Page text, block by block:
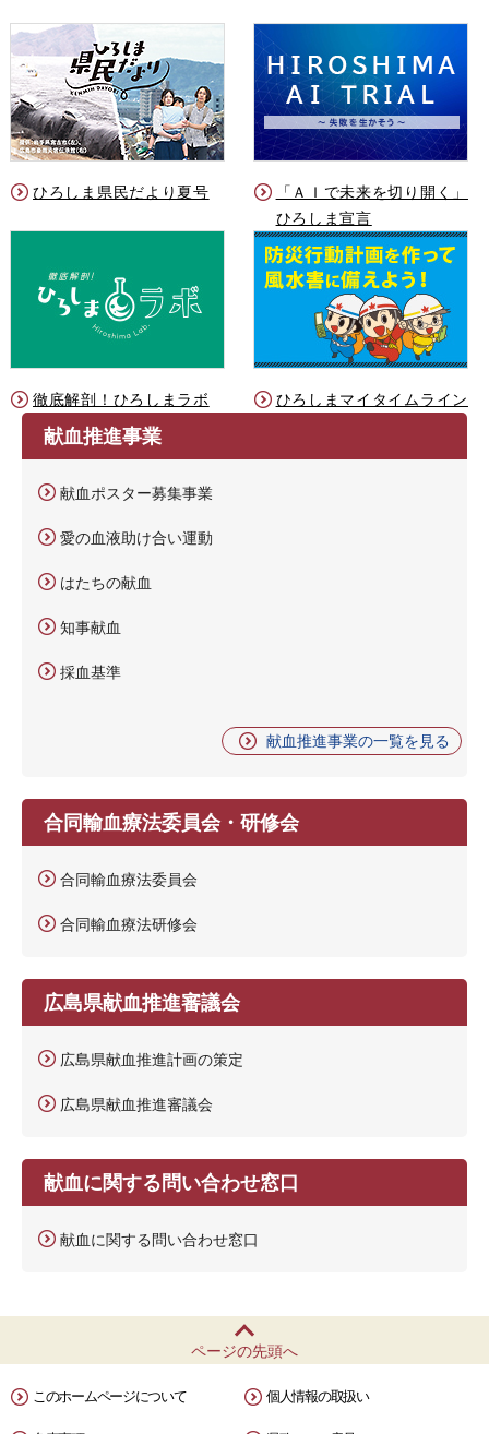
ひろしま県民だより夏号
「ＡＩで未来を切り開く」
ひろしま宣言
徹底解剖！ひろしまラボ ひろしまマイタイムライン
献血推進事業
献血ポスター募集事業
愛の血液助け合い運動
はたちの献血
知事献血
採血基準
献血推進事業の一覧を見る
合同輸血療法委員会・研修会
合同輸血療法委員会
合同輸血療法研修会
広島県献血推進審議会
広島県献血推進計画の策定
広島県献血推進審議会
献血に関する問い合わせ窓口
献血に関する問い合わせ窓口
ページの先頭へ
このホームページについて 個人情報の取扱い